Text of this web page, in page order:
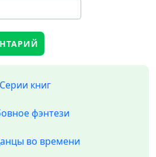
Серии книг
фэнтези
во времени